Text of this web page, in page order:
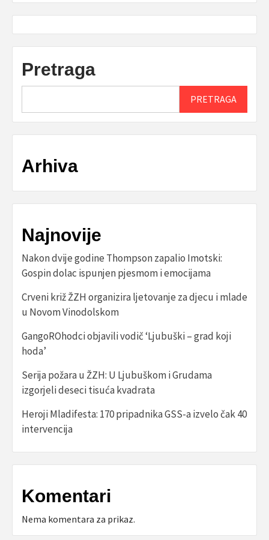
Pretraga
PRETRAGA
Arhiva
Najnovije
Nakon dvije godine Thompson zapalio Imotski:
Gospin dolac ispunjen pjesmom i emocijama
Crveni križ ŽZH organizira ljetovanje za djecu i mlade
u Novom Vinodolskom
GangoROhodci objavili vodič ‘Ljubuški – grad koji
hoda’
Serija požara u ŽZH: U Ljubuškom i Grudama
izgorjeli deseci tisuća kvadrata
Heroji Mladifesta: 170 pripadnika GSS-a izvelo čak 40
intervencija
Komentari
Nema komentara za prikaz.